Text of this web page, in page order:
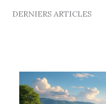
DERNIERS ARTICLES